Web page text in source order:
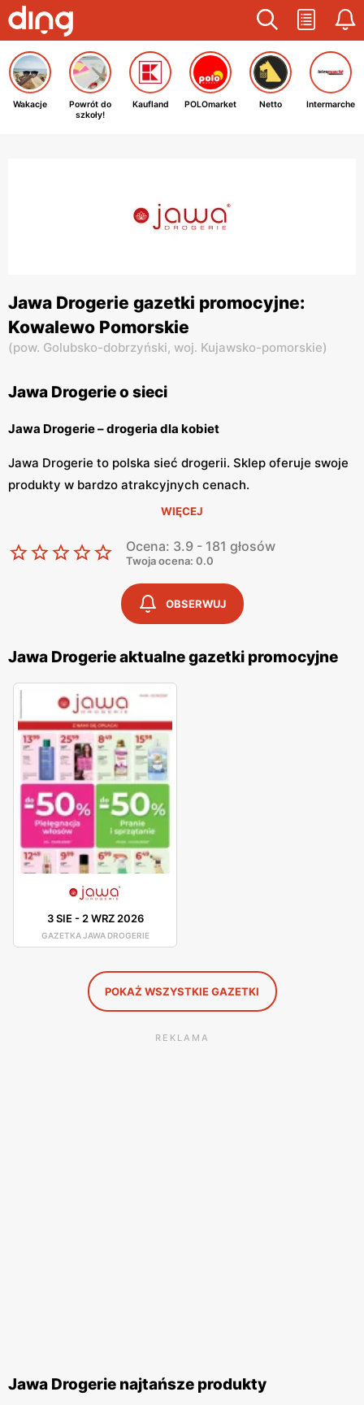
Wakacje
Powrót do
szkoły!
Kaufland POLOmarket Netto Intermarche
Jawa Drogerie gazetki promocyjne:
Kowalewo Pomorskie
(pow. Golubsko-dobrzyński, woj. Kujawsko-pomorskie)
Jawa Drogerie o sieci
Jawa Drogerie – drogeria dla kobiet
Jawa Drogerie to polska sieć drogerii. Sklep oferuje swoje
produkty w bardzo atrakcyjnych cenach.
Sieć Jawa Drogerie znajdziemy w całej Polsce. Drogeria
przyjemnym i prostym zakupom. Z Drogerią Jawa klientki
mogą odkrywać nową definicję piękna.
Jawa Drogerie – szeroki asortyment
klientka znajdzie coś dla siebie. W drogerii
znajdziemy kosmetyki i dermokosmetyki popularnych
marek oraz akcesoria do makijażu. Drogerie
Jawa to kosmetyki do pielęgnacji ciała, twarzy, włosów,
dłoni i stóp. Oprócz tego w Drogerii Jawa
zakupimy chemie gospodarczą, artykuły higieniczne oraz
artykuły dla dzieci. W drogerii klientki mogą
wykonać makijaż lub skorzystać z usługi pedicure.
Jawa Drogerie – promocje
Drogerie Jawa posiadają gazetkę promocyjną, z której
nowościach. Stałe klientki mogą liczyć na wspaniałe
promocje, dzięki którym zaoszczędzą na
codziennych zakupach.
WIĘCEJ
Ocena: 3.9 - 181 głosów
Twoja ocena: 0.0
OBSERWUJ
Jawa Drogerie aktualne gazetki promocyjne
3 SIE-2 WRZ 2026
GAZETKA JAWA DROGERIE
POKAŻ WSZYSTKIE GAZETKI
REKLAMA
Jawa Drogerie najtańsze produkty